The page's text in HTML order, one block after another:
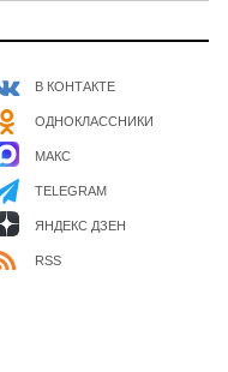
В КОНТАКТЕ
ОДНОКЛАССНИКИ
МАКС
TELEGRAM
ЯНДЕКС ДЗЕН
RSS